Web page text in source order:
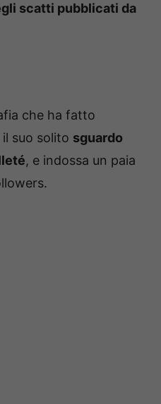
scatti pubblicati da
che ha fatto
suo solito sguardo
, e indossa un paia